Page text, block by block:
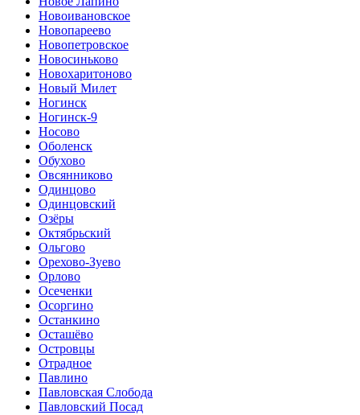
Новоивановское
Новопареево
Новопетровское
Новосиньково
Новохаритоново
Новый Милет
Ногинск
Ногинск-9
Носово
Оболенск
Обухово
Овсянниково
Одинцово
Одинцовский
Озёры
Октябрьский
Ольгово
Орехово-Зуево
Орлово
Осеченки
Осоргино
Останкино
Осташёво
Островцы
Отрадное
Павлино
Павловская Слобода
Павловский Посад